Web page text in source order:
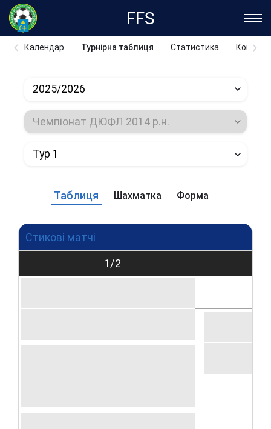
FFS
Календар Турнірна таблиця Статистика
2025/2026
Чемпіонат ДЮФЛ 2014 р.н.
Тур 1
Таблиця Шахматка Форма
Стикові матчі
1/2